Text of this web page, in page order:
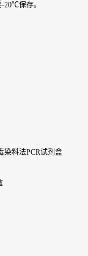
20℃保存。
染料法PCR试剂盒